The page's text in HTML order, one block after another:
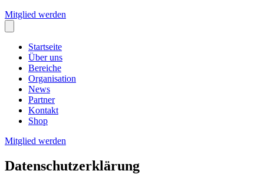
Mitglied werden
Startseite
Über uns
Bereiche
Organisation
News
Partner
Kontakt
Shop
Mitglied werden
Datenschutzerklärung